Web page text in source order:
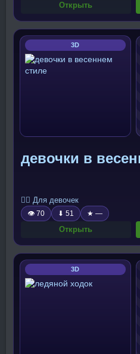
Открыть
3D
девочки в
🧍‍♀️ Для девочек
👁 70 ⬇ 51 ★ —
Открыть
3D